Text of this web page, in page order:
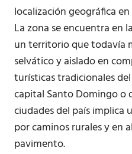
localización geográfica
La zona se encuentra en
un territorio que todavía
selvático y aislado en
turísticas tradicionales
capital Santo Domingo o
ciudades del país implica
por caminos rurales y en
pavimento.